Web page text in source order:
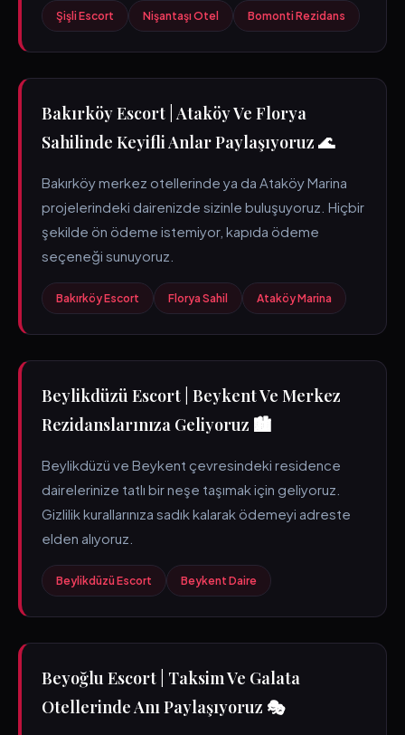
Şişli Escort Nişantaşı Otel Bomonti Rezidans
Bakırköy Escort | Ataköy Ve Florya
Sahilinde Keyifli Anlar Paylaşıyoruz 🌊
Bakırköy merkez otellerinde ya da Ataköy Marina
projelerindeki dairenizde sizinle buluşuyoruz. Hiçbir
şekilde ön ödeme istemiyor, kapıda ödeme
seçeneği sunuyoruz.
Bakırköy Escort Florya Sahil Ataköy Marina
Beylikdüzü Escort | Beykent Ve Merkez
Rezidanslarınıza Geliyoruz 🏙️
Beylikdüzü ve Beykent çevresindeki residence
dairelerinize tatlı bir neşe taşımak için geliyoruz.
Gizlilik kurallarınıza sadık kalarak ödemeyi adreste
elden alıyoruz.
Beylikdüzü Escort Beykent Daire
Beyoğlu Escort | Taksim Ve Galata
Otellerinde Anı Paylaşıyoruz 🎭